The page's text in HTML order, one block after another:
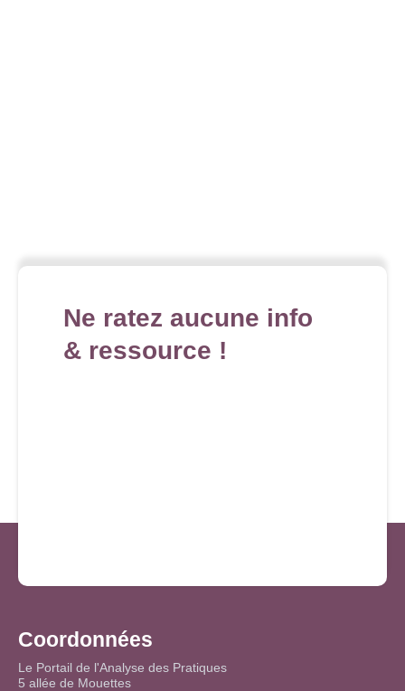
Ne ratez aucune info
& ressource !
Coordonnées
Le Portail de l'Analyse des Pratiques
5 allée de Mouettes